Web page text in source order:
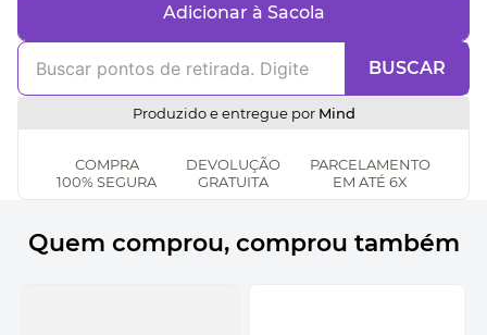
Adicionar à Sacola
BUSCAR
Produzido e entregue por Mind
COMPRA
100% SEGURA
DEVOLUÇÃO
GRATUITA
PARCELAMENTO
EM ATÉ 6X
Quem comprou, comprou também